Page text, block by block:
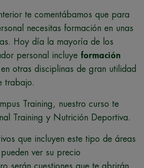
te comentábamos que para
necesitas formación en unas
Hoy día la mayoría de los
personal incluye formación
en otras disciplinas de gran utilidad
trabajo.
Training, nuestro curso te
Training y Nutrición Deportiva.
que incluyen este tipo de áreas
ver su precio
serán cuestiones que te abrirán